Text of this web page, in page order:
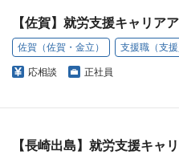
【佐賀】就労支援キャリア
佐賀（佐賀・金立） 支援職（支
応相談 正社員
【長崎出島】就労支援キャ